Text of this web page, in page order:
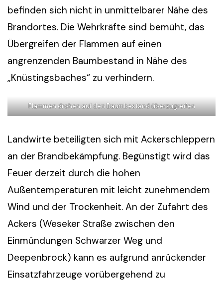
befinden sich nicht in unmittelbarer Nähe des
Brandortes. Die Wehrkräfte sind bemüht, das
Übergreifen der Flammen auf einen
angrenzenden Baumbestand in Nähe des
„Knüstingsbaches“ zu verhindern.
Flammen drohen auf den Baumbestand überzugreifen
Landwirte beteiligten sich mit Ackerschleppern
an der Brandbekämpfung. Begünstigt wird das
Feuer derzeit durch die hohen
Außentemperaturen mit leicht zunehmendem
Wind und der Trockenheit. An der Zufahrt des
Ackers (Weseker Straße zwischen den
Einmündungen Schwarzer Weg und
Deepenbrock) kann es aufgrund anrückender
Einsatzfahrzeuge vorübergehend zu